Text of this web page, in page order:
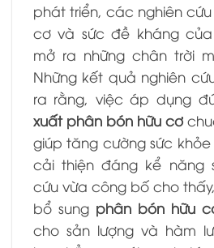
phát triển, các nghiên
cơ và sức đề kháng
mở ra những chân trời
Những kết quả nghiên
ra rằng, việc áp dụng
xuất phân bón hữu cơ
giúp tăng cường sức
cải thiện đáng kể năng
cứu vừa công bố cho
bổ sung phân bón hữu
cho sản lượng và hàm